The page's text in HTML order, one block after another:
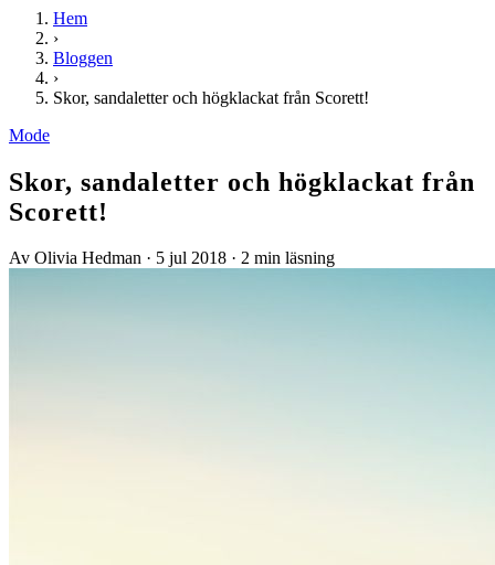
Hem
›
Bloggen
›
Skor, sandaletter och högklackat från Scorett!
Mode
Skor, sandaletter och högklackat från
Scorett!
Av Olivia Hedman · 5 jul 2018 · 2 min läsning